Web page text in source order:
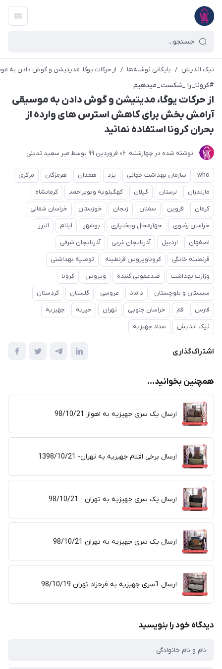
نیک اندیش / بایگانی نوشته‌ها / از حرکات یوگا، مدیتیشن و گوش دادن به
#کرونا_را _شکست_میدهیم
از حرکات یوگا، مدیتیشن و گوش دادن به موسیقی
آرامش بخش برای کاهش استرس های وارده از
بحران کرونا استفاده نمائید
نوشته شده در چهارشنبه، 06 فروردین 99 توسط میر سعید تدینی
who سازمان بهداشت جهانی یزد همدان هرمزگان
مرکزی
مازندران
لرستان گیلان کهگیلویه وبویراحمد
کرمانشاه
کرمان
قزوین سمنان زنجان خوزستان
خراسان شمالی
خراسان رضوی
چهارمحال وبختیاری بوشهر ایلام
البرز
اصفهان
اردبیل آذربایجان غربی
آذربایجان شرقی
قرنطینه خانگی
کروناویروس قرنطینه
توصیه بهداشتی
وزارت بهداشت
ضدعفونی کننده ویروس
کرونا
سیستان و بلوچستان
داماد عروسی گلستان
کردستان
فارس
قم خراسان جنوبی تهران خیریه
جهیزیه
نیک اندیش
ستاد جهیزیه
اشتراک‌گذاری
همچنین بخوانید...
ارسال یک سری جهیزیه به اهواز 98/10/21
ارسال برخی اقلام جهیزیه به تهران- 1398/10/21
ارسال یک سری جهیزیه به تهران - 98/10/21
ارسال یک سری جهیزیه به تهران 98/10/21
ارسال 1سری جهیزیه به فرحزاد تهران 98/10/19
دیدگاه خود را بنویسید